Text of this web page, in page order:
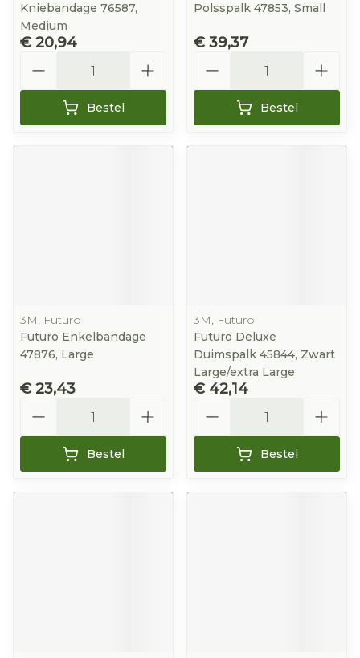
Kniebandage 76587,
Medium
€ 20,94
Bestel
Polsspalk 47853, Small
€ 39,37
Bestel
3M, Futuro
Futuro Enkelbandage
47876, Large
€ 23,43
Bestel
3M, Futuro
Futuro Deluxe
Duimspalk 45844, Zwart
Large/extra Large
€ 42,14
Bestel